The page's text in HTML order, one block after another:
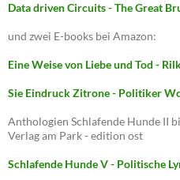
Data driven Circuits - The Great
und zwei E-books bei Amazon:
Eine Weise von Liebe und Tod -
Sie Eindruck Zitrone - Politiker
Anthologien Schlafende Hunde II
Verlag am Park - edition ost
Schlafende Hunde V - Politische